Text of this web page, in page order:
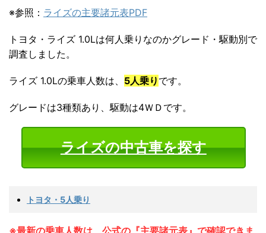
※参照： ライズの主要諸元表PDF
トヨタ・ライズ 1.0Lは何人乗りなのかグレード・駆動別で
調査しました。
ライズ 1.0Lの乗車人数は、 5人乗り です。
グレードは3種類あり、駆動は4ＷＤです。
ライズの中古車を探す
トヨタ・5人乗り
※最新の乗車人数は、公式の『主要諸元表』で確認できま